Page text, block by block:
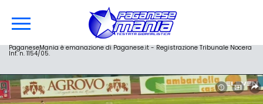
PaganeseMania è emanazione di Paganese.it - Registrazione Tribunale Nocera
Inf. n. 1154/05.